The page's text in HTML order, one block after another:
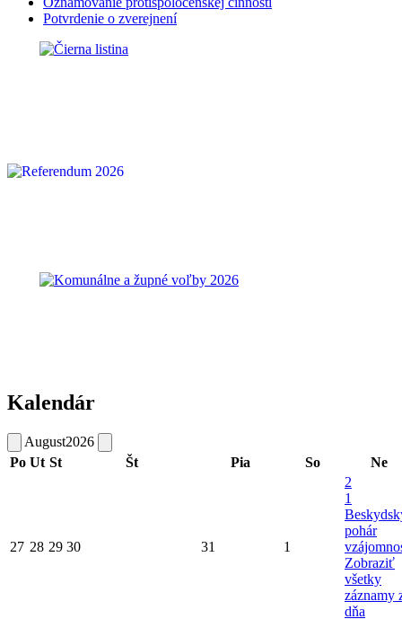
Potvrdenie o zverejnení
Kalendár
August2026
Po Ut St Št Pia So Ne
27 28 29 30 31 1
2
1
pohár
Zobraziť
všetky
záznamy
dňa